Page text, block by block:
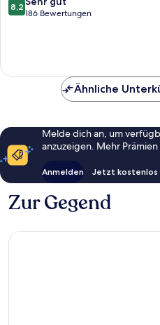
von
Bewertungen
8,2
186 Bewertungen
Ähnliche
Melde dich an, um
anzuzeigen. Mehr
Anmelden Jetzt kostenlos
Zur Gegend